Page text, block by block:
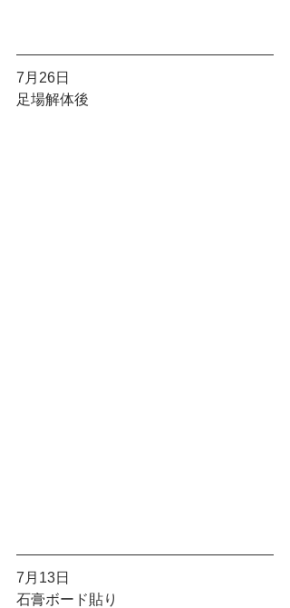
7月26日
足場解体後
7月13日
石膏ボード貼り